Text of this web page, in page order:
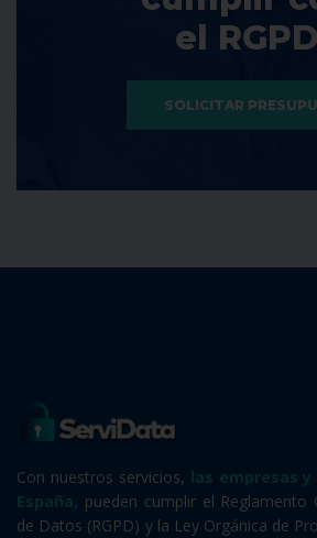
el RGPD
SOLICITAR
Con nuestros servicios, las empresas
España, pueden cumplir el Reglamento
de Datos (RGPD) y la Ley Orgánica de